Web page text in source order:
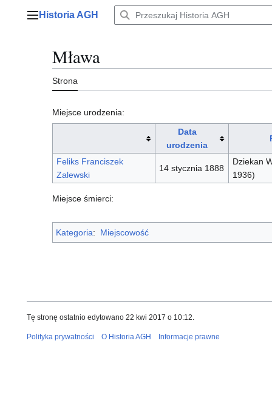
Menu główne
Historia AGH
Mława
Strona
Miejsce urodzenia:
Data
urodzenia
Feliks Franciszek
Zalewski
14 stycznia 1888
Dziekan
1936)
Miejsce śmierci:
Kategoria: Miejscowość
Tę stronę ostatnio edytowano 22 kwi 2017 o 10:12.
Polityka prywatności O Historia AGH Informacje prawne